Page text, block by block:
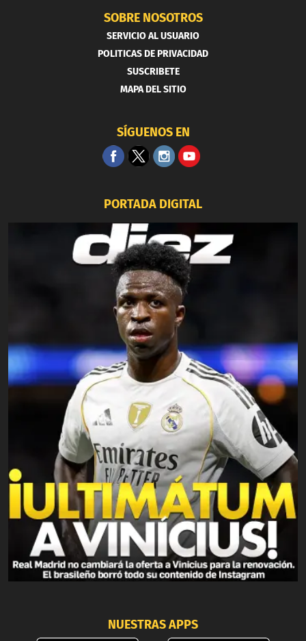
SOBRE NOSOTROS
SERVICIO AL USUARIO
POLITICAS DE PRIVACIDAD
SUSCRIBETE
MAPA DEL SITIO
SÍGUENOS EN
PORTADA DIGITAL
NUESTRAS APPS